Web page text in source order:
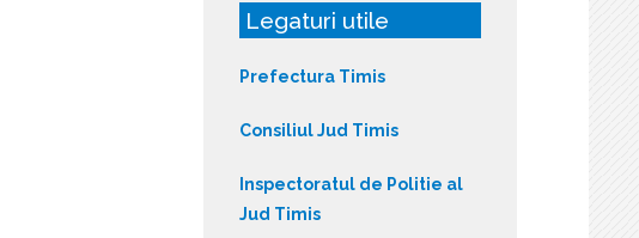
Legaturi utile
Prefectura Timis
Consiliul Jud Timis
Inspectoratul de Politie al
Jud Timis